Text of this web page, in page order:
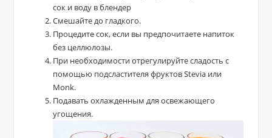
сок и воду в блендер
Смешайте до гладкого.
Процедите сок, если вы предпочитаете напиток
без целлюлозы.
При необходимости отрегулируйте сладость с
помощью подсластителя фруктов Stevia или
Monk.
Подавать охлажденным для освежающего
угощения.